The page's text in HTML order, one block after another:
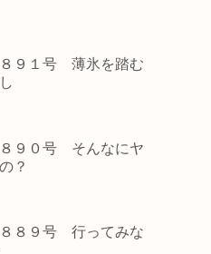
９１号 薄氷を踏む
９０号 そんなにヤ
？
８９号 行ってみな